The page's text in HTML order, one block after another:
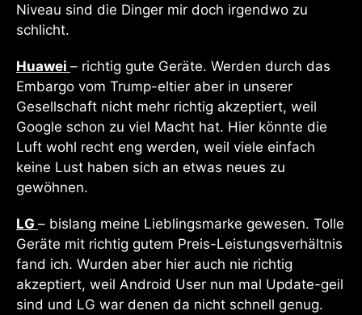
Niveau sind die Dinger mir doch irgendwo zu
schlicht.
Huawei – richtig gute Geräte. Werden durch das
Embargo vom Trump-eltier aber in unserer
Gesellschaft nicht mehr richtig akzeptiert, weil
Google schon zu viel Macht hat. Hier könnte die
Luft wohl recht eng werden, weil viele einfach
keine Lust haben sich an etwas neues zu
gewöhnen.
LG – bislang meine Lieblingsmarke gewesen. Tolle
Geräte mit richtig gutem Preis-Leistungsverhältnis
fand ich. Wurden aber hier auch nie richtig
akzeptiert, weil Android User nun mal Update-geil
sind und LG war denen da nicht schnell genug.